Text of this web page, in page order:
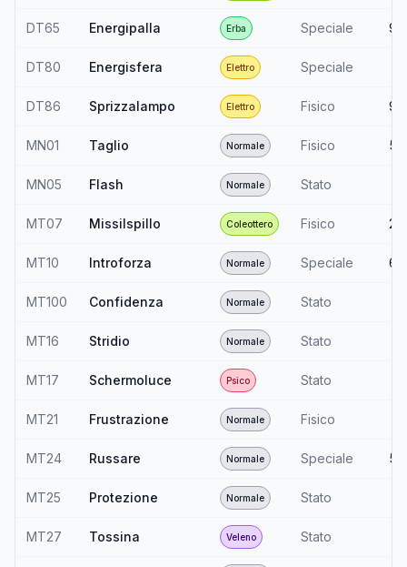
DT65 Energipalla Erba Speciale 90
DT80 Energisfera Elettro Speciale
DT86 Sprizzalampo Elettro Fisico 90
MN01 Taglio Normale Fisico 50
MN05 Flash Normale Stato
MT07 Missilspillo Coleottero Fisico 25
MT10 Introforza Normale Speciale 60
MT100 Confidenza Normale Stato
MT16 Stridio Normale Stato
MT17 Schermoluce Psico Stato
MT21 Frustrazione Normale Fisico
MT24 Russare Normale Speciale 50
MT25 Protezione Normale Stato
MT27 Tossina Veleno Stato